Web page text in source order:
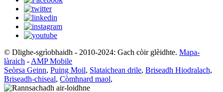
© Dlighe-sgrìobhaidh - 2010-2024: Gach còir glèidhte. Mapa-
làraich - AMP Mobile
Seòrsa Geinn, Puing Moil, Slataichean drile, Briseadh Hiodralach,
Briseadh-chiseal, Còmhnard maol,